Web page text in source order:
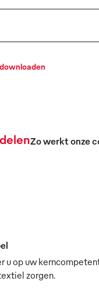
Zo werkt onze
u op uw
zorgen.